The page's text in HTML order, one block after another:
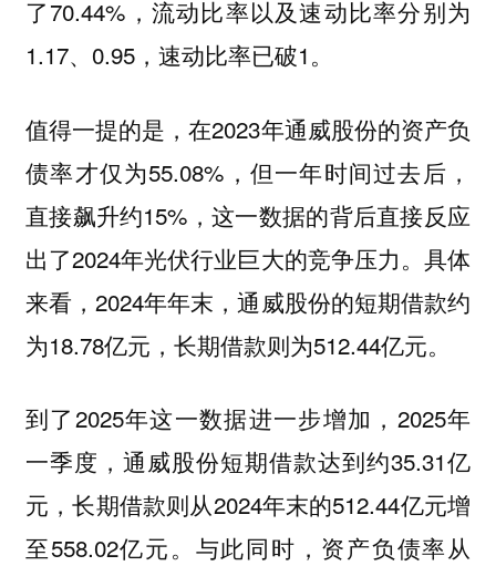
了70.44%，流动比率以及速动比率分别为
1.17、0.95，速动比率已破1。
值得一提的是，在2023年通威股份的资产负
债率才仅为55.08%，但一年时间过去后，
直接飙升约15%，这一数据的背后直接反应
出了2024年光伏行业巨大的竞争压力。具体
来看，2024年年末，通威股份的短期借款约
为18.78亿元，长期借款则为512.44亿元。
到了2025年这一数据进一步增加，2025年
一季度，通威股份短期借款达到约35.31亿
元，长期借款则从2024年末的512.44亿元增
至558.02亿元。与此同时，资产负债率从